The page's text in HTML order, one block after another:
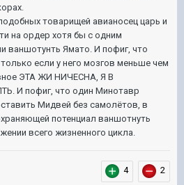
товарищей авианосец царь и
на ордер хотя бы с одним
ваншотунть Ямато. И пофиг, что
если у него мозгов меньше чем
ЭТА ЖИ НИЧЕСНА, Я В
И пофиг, что один Минотавр
Мидвей без самолётов, в
потенциал ваншотнуть
всего жизненного цикла.
4 2